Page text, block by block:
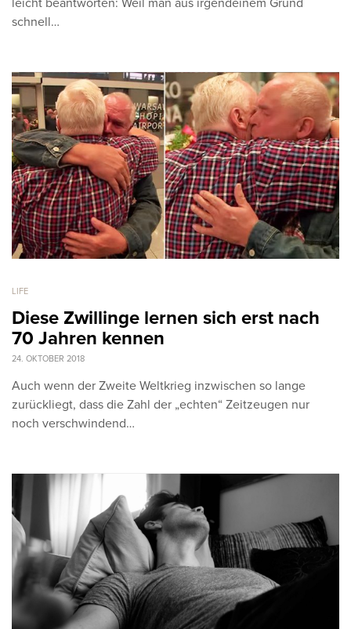
leicht beantworten: Weil man aus irgendeinem Grund
schnell…
LIFE
Diese Zwillinge lernen sich erst nach
70 Jahren kennen
24. OKTOBER 2018
Auch wenn der Zweite Weltkrieg inzwischen so lange
zurückliegt, dass die Zahl der „echten“ Zeitzeugen nur
noch verschwindend…